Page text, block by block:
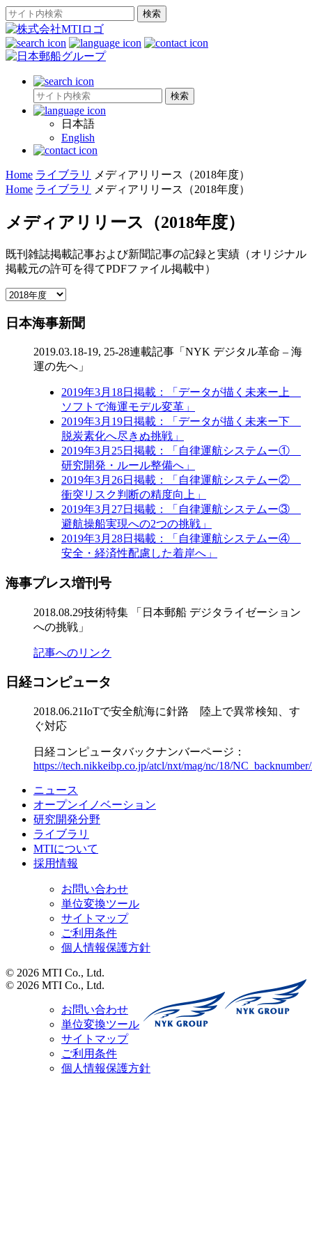
日本語
English
Home ライブラリ
メディアリリース（2018年度）
Home ライブラリ メディアリリース（2018年度）
メディアリリース（2018年度）
既刊雑誌掲載記事および新聞記事の記録と実績（オリジナル
掲載元の許可を得てPDFファイル掲載中）
日本海事新聞
2019.03.18-19, 25-28連載記事「NYK デジタル革命 – 海
運の先へ」
2019年3月18日掲載：「データが描く未来ー上
ソフトで海運モデル変革」
2019年3月19日掲載：「データが描く未来ー下
脱炭素化へ尽きぬ挑戦」
2019年3月25日掲載：「自律運航システムー①
研究開発・ルール整備へ」
2019年3月26日掲載：「自律運航システムー②
衝突リスク判断の精度向上」
2019年3月27日掲載：「自律運航システムー③
避航操船実現への2つの挑戦」
2019年3月28日掲載：「自律運航システムー④
安全・経済性配慮した着岸へ」
海事プレス増刊号
2018.08.29技術特集 「日本郵船 デジタライゼーション
への挑戦」
記事へのリンク
日経コンピュータ
2018.06.21IoTで安全航海に針路 陸上で異常検知、す
ぐ対応
日経コンピュータバックナンバーページ：
https://tech.nikkeibp.co.jp/atcl/nxt/mag/nc/18/
ニュース
オープンイノベーション
研究開発分野
ライブラリ
MTIについて
採用情報
お問い合わせ
単位変換ツール
サイトマップ
ご利用条件
個人情報保護方針
© 2026 MTI Co., Ltd.
© 2026 MTI Co., Ltd.
お問い合わせ
単位変換ツール
サイトマップ
ご利用条件
個人情報保護方針